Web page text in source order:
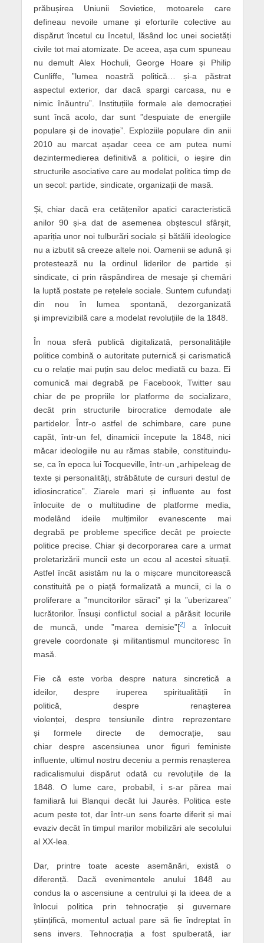
prăbușirea Uniunii Sovietice, motoarele care
defineau nevoile umane și eforturile colective au
dispărut încetul cu încetul, lăsând loc unei societăți
civile totmai atomizate. De aceea, așa cum spuneau
nu demult Alex Hochuli, George Hoare și Philip
Cunliffe, ”lumea noastră politică… și-a păstrat
aspectul exterior, dar dacă spargi carcasa, nu e
nimic înăuntru”. Instituțiile formale ale democrației
sunt încă acolo, dar sunt ”despuiate de energiile
populare și de inovație”. Exploziile populare din anii
2010 au marcat așadar ceea ce am putea numi
dezintermedierea definitivă a politicii, o ieșire din
structurile asociative care au modelat politica timp de
un secol: partide, sindicate, organizații de masă.
Și, chiar dacă era cetățenilor apatici caracteristică
anilor 90 și-a dat de asemenea obștescul sfârșit,
apariția unor noi tulburări sociale și bătălii ideologice
nu a izbutit să creeze altele noi. Oamenii se adună și
protestează nu la ordinul liderilor de partide și
sindicate, ci prin răspândirea de mesaje și chemări
la luptă postate pe rețelele sociale. Suntem cufundați
din nou în lumea spontană, dezorganizată
și imprevizibilă care a modelat revoluțiile de la 1848.
În noua sferă publică digitalizată, personalitățile
politice combină o autoritate puternică și carismatică
cu o relație mai puțin sau deloc mediată cu baza. Ei
comunică mai degrabă pe Facebook, Twitter sau
chiar de pe propriile lor platforme de socializare,
decât prin structurile birocratice demodate ale
partidelor. Într-o astfel de schimbare, care pune
capăt, într-un fel, dinamicii începute la 1848, nici
măcar ideologiile nu au rămas stabile, constituindu-
se, ca în epoca lui Tocqueville, într-un „arhipeleag de
texte și personalități, străbătute de cursuri destul de
idiosincratice”. Ziarele mari și influente au fost
înlocuite de o multitudine de platforme media,
modelând ideile mulțimilor evanescente mai
degrabă pe probleme specifice decât pe proiecte
politice precise. Chiar și decorporarea care a urmat
proletarizării muncii este un ecou al acestei situații.
Astfel încât asistăm nu la o mișcare muncitorească
constituită pe o piață formalizată a muncii, ci la o
proliferare a ”muncitorilor săraci” și la ”uberizarea”
lucrătorilor. Însuși conflictul social a părăsit locurile
de muncă, unde ”marea demisie”[2]a înlocuit
grevele coordonate și militantismul muncitoresc în
masă.
Fie că este vorba despre natura sincretică a
ideilor,despre iruperea spiritualității în
politică, despre renașterea
violenței, despre tensiunile dintre reprezentare
și formele directe de democrație, sau
chiardespre ascensiunea unor figuri feministe
influente, ultimul nostru deceniu a permis renașterea
radicalismului dispărut odată cu revoluțiile de la
1848. O lume care, probabil, i s-ar părea mai
familiară lui Blanqui decât lui Jaurès. Politica este
acum peste tot, dar într-un sensfoarte diferit și mai
evaziv decât în timpul marilor mobilizări ale secolului
al XX-lea.
Dar, printre toate aceste asemănări, există o
diferență. Dacă evenimentele anului 1848 au
condusla o ascensiune a centrului și la ideea de a
înlocui politica prin tehnocrație și guvernare
științifică, momentul actual pare să fie îndreptat în
sens invers. Tehnocrația a fost spulberată, iar